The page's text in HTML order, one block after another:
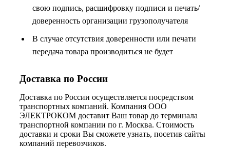
свою подпись, расшифровку подписи и печать/
доверенность организации грузополучателя
В случае отсутствия доверенности или печати
передача товара производиться не будет
Доставка по России
Доставка по России осуществляется посредством
транспортных компаний. Компания ООО
ЭЛЕКТРОКОМ доставит Ваш товар до терминала
транспортной компании по г. Москва. Стоимость
доставки и сроки Вы сможете узнать, посетив сайты
компаний перевозчиков.